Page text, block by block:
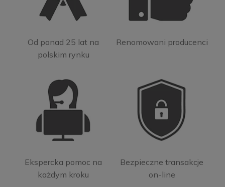
Od ponad 25 lat na
polskim rynku
Renomowani producenci
Ekspercka pomoc na
każdym kroku
Bezpieczne transakcje
on-line